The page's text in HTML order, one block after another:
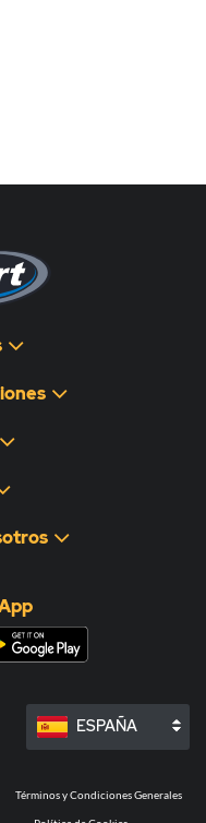
ESPAÑA
Términos y Condiciones Generales